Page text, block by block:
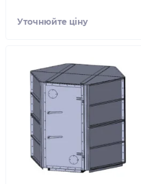
Уточнюйте ціну